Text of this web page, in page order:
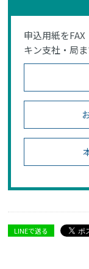
申込用紙を
キン支社・局
LINEで送る